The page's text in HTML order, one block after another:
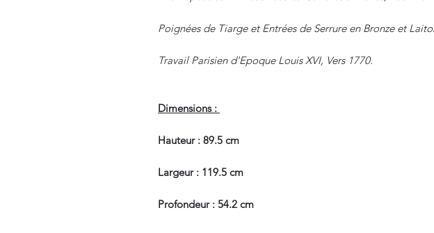
Poignées de Tiarge et Entrées de Serrure en Bronze et
Travail Parisien d'Epoque Louis XVI, Vers 1770.
Dimensions :
Hauteur : 89.5 cm
Largeur : 119.5 cm
Profondeur : 54.2 cm